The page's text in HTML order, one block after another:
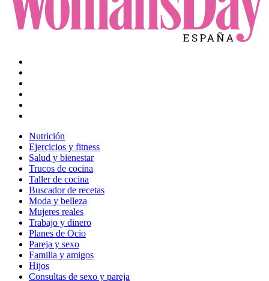
Nutrición
Ejercicios y fitness
Salud y bienestar
Trucos de cocina
Taller de cocina
Buscador de recetas
Moda y belleza
Mujeres reales
Trabajo y dinero
Planes de Ocio
Pareja y sexo
Familia y amigos
Hijos
Consultas de sexo y pareja